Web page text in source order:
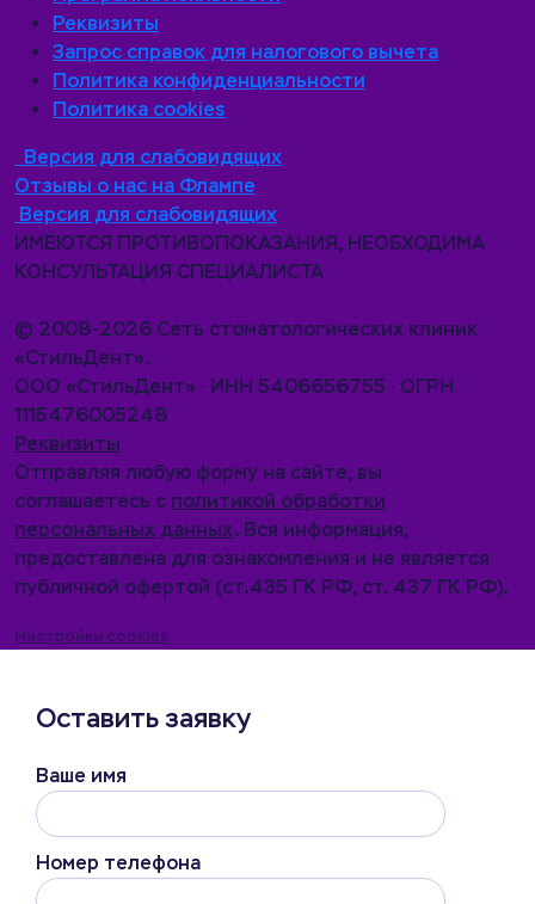
Реквизиты
Запрос справок для налогового вычета
Политика конфиденциальности
Политика cookies
Версия для слабовидящих
Отзывы о нас на Флампе
Версия для слабовидящих
ИМЕЮТСЯ ПРОТИВОПОКАЗАНИЯ, НЕОБХОДИМА
КОНСУЛЬТАЦИЯ СПЕЦИАЛИСТА
© 2008-2026 Сеть стоматологических клиник
«СтильДент».
ООО «СтильДент» · ИНН 5406656755 · ОГРН
1115476005248
Реквизиты
Отправляя любую форму на сайте, вы
соглашаетесь с политикой обработки
персональных данных. Вся информация,
предоставлена для ознакомления и не является
публичной офертой (ст.435 ГК РФ, cт. 437 ГК РФ).
Настройки cookies
Оставить заявку
Ваше имя
Номер телефона